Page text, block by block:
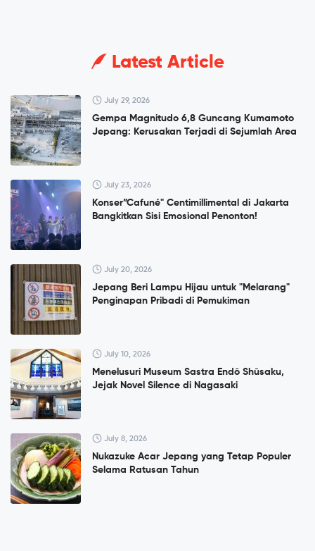
Latest Article
July 29, 2026
Gempa Magnitudo 6,8 Guncang Kumamoto
Jepang: Kerusakan Terjadi di Sejumlah Area
July 23, 2026
Konser”Cafuné" Centimillimental di Jakarta
Bangkitkan Sisi Emosional Penonton!
July 20, 2026
Jepang Beri Lampu Hijau untuk "Melarang"
Penginapan Pribadi di Pemukiman
July 10, 2026
Menelusuri Museum Sastra Endō Shūsaku,
Jejak Novel Silence di Nagasaki
July 8, 2026
Nukazuke Acar Jepang yang Tetap Populer
Selama Ratusan Tahun